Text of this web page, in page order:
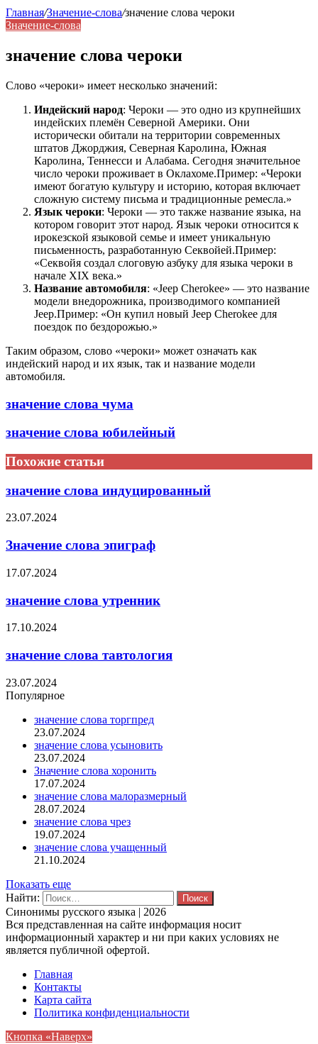
Главная/Значение-слова/значение слова чероки
Значение-слова
значение слова чероки
Слово «чероки» имеет несколько значений:
Индейский народ: Чероки — это одно из крупнейших
индейских племён Северной Америки. Они
исторически обитали на территории современных
штатов Джорджия, Северная Каролина, Южная
Каролина, Теннесси и Алабама. Сегодня значительное
число чероки проживает в Оклахоме.Пример: «Чероки
имеют богатую культуру и историю, которая включает
сложную систему письма и традиционные ремесла.»
Язык чероки: Чероки — это также название языка, на
котором говорит этот народ. Язык чероки относится к
ирокезской языковой семье и имеет уникальную
письменность, разработанную Секвойей.Пример:
«Секвойя создал слоговую азбуку для языка чероки в
начале XIX века.»
Название автомобиля: «Jeep Cherokee» — это название
модели внедорожника, производимого компанией
Jeep.Пример: «Он купил новый Jeep Cherokee для
поездок по бездорожью.»
Таким образом, слово «чероки» может означать как
индейский народ и их язык, так и название модели
автомобиля.
значение слова чума
значение слова юбилейный
Похожие статьи
значение слова индуцированный
23.07.2024
Значение слова эпиграф
17.07.2024
значение слова утренник
17.10.2024
значение слова тавтология
23.07.2024
Популярное
значение слова торгпред
23.07.2024
значение слова усыновить
23.07.2024
Значение слова хоронить
17.07.2024
значение слова малоразмерный
28.07.2024
значение слова чрез
19.07.2024
значение слова учащенный
21.10.2024
Показать еще
Найти:
Синонимы русского языка | 2026
Вся представленная на сайте информация носит
информационный характер и ни при каких условиях не
является публичной офертой.
Главная
Контакты
Карта сайта
Политика конфиденциальности
Кнопка «Наверх»